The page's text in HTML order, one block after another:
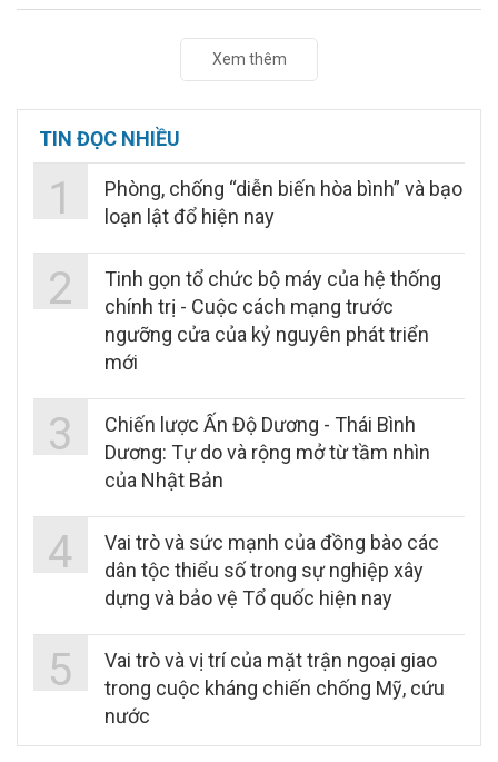
Xem thêm
TIN ĐỌC NHIỀU
1
Phòng, chống “diễn biến hòa bình” và bạo
loạn lật đổ hiện nay
2
Tinh gọn tổ chức bộ máy của hệ thống
chính trị - Cuộc cách mạng trước
ngưỡng cửa của kỷ nguyên phát triển
mới
3
Chiến lược Ấn Độ Dương - Thái Bình
Dương: Tự do và rộng mở từ tầm nhìn
của Nhật Bản
4
Vai trò và sức mạnh của đồng bào các
dân tộc thiểu số trong sự nghiệp xây
dựng và bảo vệ Tổ quốc hiện nay
5
Vai trò và vị trí của mặt trận ngoại giao
trong cuộc kháng chiến chống Mỹ, cứu
nước